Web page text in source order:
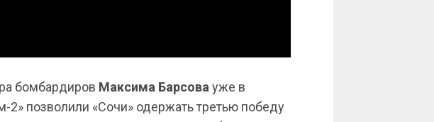
бомбардиров Максима Барсова уже в
позволили «Сочи» одержать третью победу